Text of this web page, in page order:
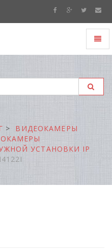
ВИДЕОКАМЕРЫ
УСТАНОВКИ IP